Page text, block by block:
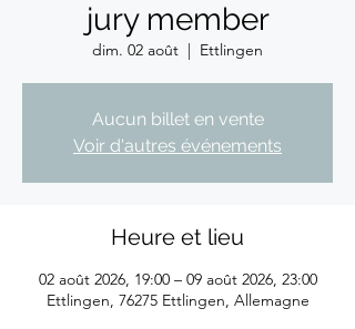
jury member
dim. 02 août
  |
Ettlingen
Aucun billet en vente
Voir d'autres événements
Heure et lieu
02 août 2026, 19:00 – 09 août 2026, 23:00
Ettlingen, 76275 Ettlingen, Allemagne